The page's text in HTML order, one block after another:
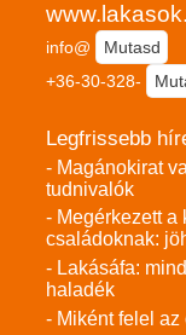
info@
Mutasd
+36-30-328-
Legfrissebb
- Magánokirat
tudnivalók
- Megérkezett a
családoknak:
- Lakásáfa:
haladék
- Miként felel